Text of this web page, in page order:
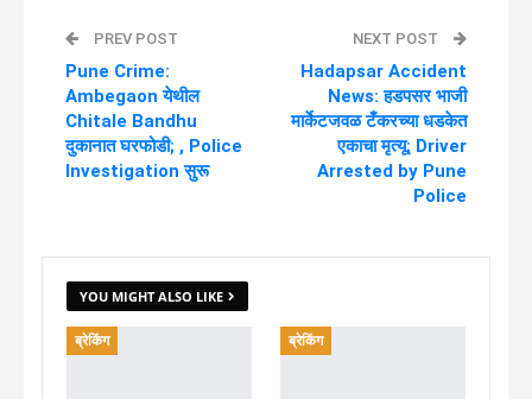
PREV POST
Pune Crime:
Ambegaon येथील
Chitale Bandhu
दुकानात घरफोडी; , Police
Investigation सुरू
NEXT POST
Hadapsar Accident
News: हडपसर भाजी
मार्केटजवळ टँकरच्या धडकेत
एकाचा मृत्यू; Driver
Arrested by Pune
Police
YOU MIGHT ALSO LIKE
ब्रेकिंग ब्रेकिंग